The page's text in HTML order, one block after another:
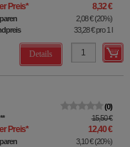
Preis* 8,32 €
2,08 €(20%)
33,28 €pro 1 l
Details
0
** 15,50 €
Preis* 12,40 €
3,10 €(20%)